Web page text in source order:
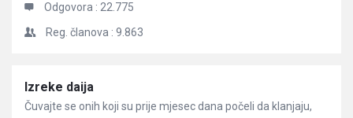
Odgovora : 22.775
Reg. članova : 9.863
Članci
Izreke daija
Čuvajte se onih koji su prije mjesec dana počeli da klanjaju,